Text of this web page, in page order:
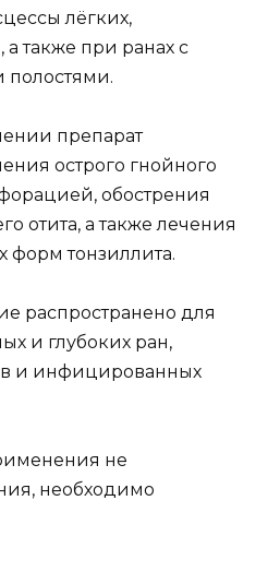
лёгких,
также при ранах с
препарат
острого гнойного
обострения
отита, а также лечения
форм тонзиллита.
распространено для
и глубоких ран,
и инфицированных
не
необходимо